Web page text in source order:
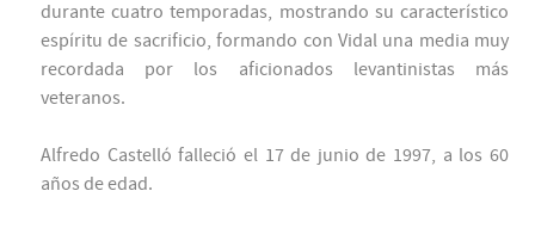
durante cuatro temporadas, mostrando su característico
espíritu de sacrificio, formando con Vidal una media muy
recordada por los aficionados levantinistas más
veteranos.
Alfredo Castelló falleció el 17 de junio de 1997, a los 60
años de edad.